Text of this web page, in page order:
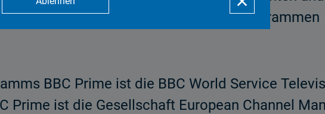
die aus den drei kroatischen HRT-Programmen
BBC Prime ist die BBC World Service
Prime ist die Gesellschaft European Channel